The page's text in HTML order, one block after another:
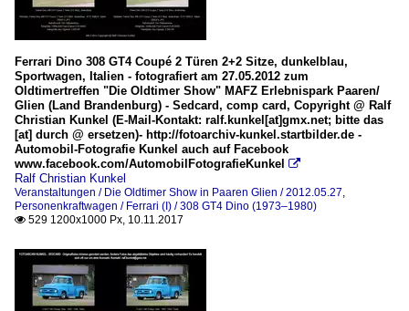
Ferrari Dino 308 GT4 Coupé 2 Türen 2+2 Sitze, dunkelblau,
Sportwagen, Italien - fotografiert am 27.05.2012 zum
Oldtimertreffen "Die Oldtimer Show" MAFZ Erlebnispark Paaren/
Glien (Land Brandenburg) - Sedcard, comp card, Copyright @ Ralf
Christian Kunkel (E-Mail-Kontakt: ralf.kunkel[at]gmx.net; bitte das
[at] durch @ ersetzen)- http://fotoarchiv-kunkel.startbilder.de -
Automobil-Fotografie Kunkel auch auf Facebook
www.facebook.com/AutomobilFotografieKunkel

Ralf Christian Kunkel
Veranstaltungen / Die Oldtimer Show in Paaren Glien / 2012.05.27,
Personenkraftwagen / Ferrari (I) / 308 GT4 Dino (1973–1980)
 529 1200x1000 Px, 10.11.2017